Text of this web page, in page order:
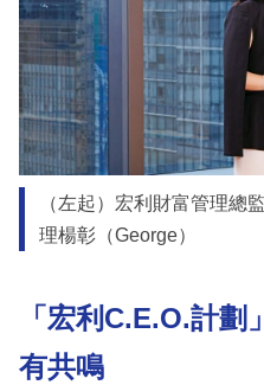
（左起）宏利財富管理總
理楊彰（George）
「宏利 C.E.O.計劃」
有共鳴